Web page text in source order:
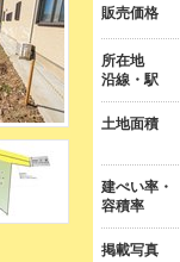
販売価格
所在地
沿線・駅
土地面積
建ぺい率・
容積率
掲載写真